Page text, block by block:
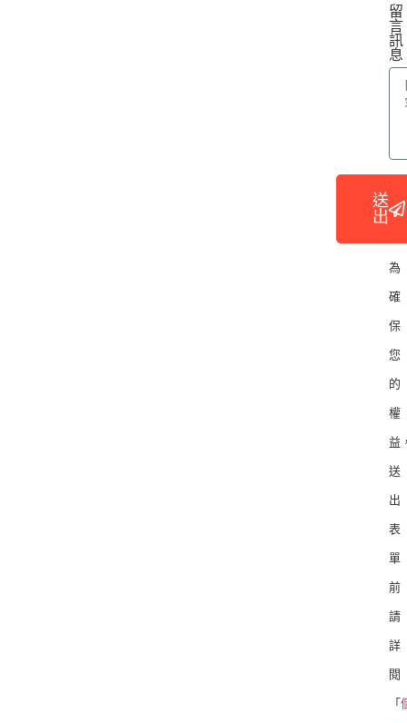
留
言
訊
息
送
出
為
確
保
您
的
權
益
送
出
表
單
前
請
詳
閱
「